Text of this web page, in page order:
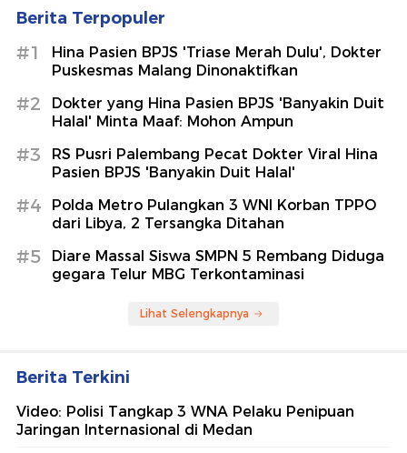
Berita Terpopuler
#1
Hina Pasien BPJS 'Triase Merah Dulu', Dokter
Puskesmas Malang Dinonaktifkan
#2
Dokter yang Hina Pasien BPJS 'Banyakin Duit
Halal' Minta Maaf: Mohon Ampun
#3
RS Pusri Palembang Pecat Dokter Viral Hina
Pasien BPJS 'Banyakin Duit Halal'
#4
Polda Metro Pulangkan 3 WNI Korban TPPO
dari Libya, 2 Tersangka Ditahan
#5
Diare Massal Siswa SMPN 5 Rembang Diduga
gegara Telur MBG Terkontaminasi
Lihat Selengkapnya
Berita Terkini
Video: Polisi Tangkap 3 WNA Pelaku Penipuan
Jaringan Internasional di Medan